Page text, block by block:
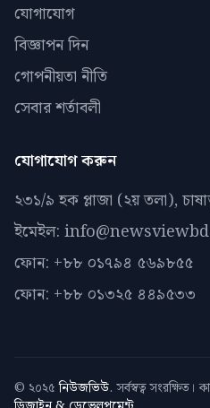
যোগাযোগ
বিজ্ঞাপন দিন
গোপনীয়তা নীতি
সেবার শর্তাবলী
যোগাযোগ করুন
২৩১/৯ হক প্লাজা (২য় তলা),
ইমেইল:
ফোন: +৮৮ ০১৭৯৪ ৫৬৯৮৫৫
ফোন: +৮৮ ০১৩২৫ ৪৪৯৫৩৩
© ২০২৫ নিউজভিউ. সর্বস্বত্ব সংরক্ষিত।